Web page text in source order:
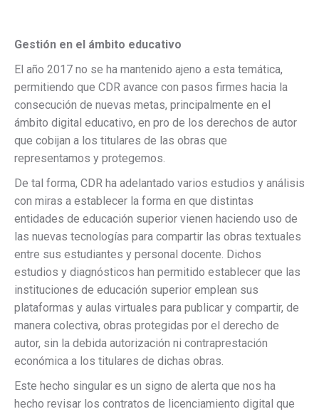
Gestión en el ámbito educativo
El año 2017 no se ha mantenido ajeno a esta temática,
permitiendo que CDR avance con pasos firmes hacia la
consecución de nuevas metas, principalmente en el
ámbito digital educativo, en pro de los derechos de autor
que cobijan a los titulares de las obras que
representamos y protegemos.
De tal forma, CDR ha adelantado varios estudios y análisis
con miras a establecer la forma en que distintas
entidades de educación superior vienen haciendo uso de
las nuevas tecnologías para compartir las obras textuales
entre sus estudiantes y personal docente. Dichos
estudios y diagnósticos han permitido establecer que las
instituciones de educación superior emplean sus
plataformas y aulas virtuales para publicar y compartir, de
manera colectiva, obras protegidas por el derecho de
autor, sin la debida autorización ni contraprestación
económica a los titulares de dichas obras.
Este hecho singular es un signo de alerta que nos ha
hecho revisar los contratos de licenciamiento digital que